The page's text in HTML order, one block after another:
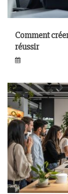
Comment
réussir